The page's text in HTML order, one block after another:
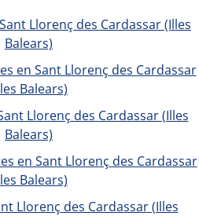
Llorenç des Cardassar (Illes
Balears)
en Sant Llorenç des Cardassar
Balears)
Llorenç des Cardassar (Illes
Balears)
en Sant Llorenç des Cardassar
Balears)
Llorenç des Cardassar (Illes